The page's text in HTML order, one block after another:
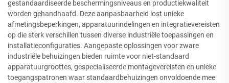
gestandaardiseerde beschermingsniveaus en productiekwaliteit
worden gehandhaafd. Deze aanpasbaarheid lost unieke
afmetingsbeperkingen, apparatuurindelingen en integratievereisten
op die sterk verschillen tussen diverse industriële toepassingen en
installatieconfiguraties. Aangepaste oplossingen voor zware
industriële behuizingen bieden ruimte voor niet-standaard
apparatuurgroottes, gespecialiseerde montagevereisten en unieke
toegangspatronen waar standaardbehuizingen onvoldoende mee